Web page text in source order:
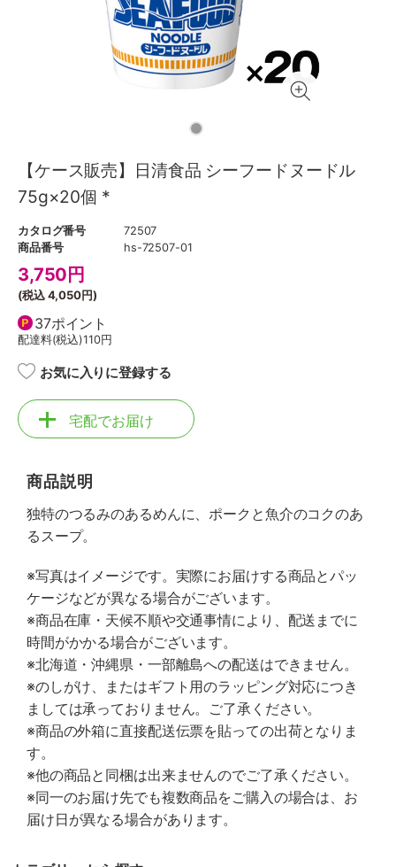
【ケース販売】日清食品 シーフードヌードル
75g×20個 *
カタログ番号
72507
商品番号
hs-72507-01
3,750 円
(税込4,050円)
37ポイント
配達料(税込)110円
お気に入りに登録する
宅配でお届け
商品説明
独特のつるみのあるめんに、ポークと魚介のコクのあ
るスープ。
※写真はイメージです。実際にお届けする商品とパッ
ケージなどが異なる場合がございます。
※商品在庫・天候不順や交通事情により、配送までに
時間がかかる場合がございます。
※北海道・沖縄県・一部離島への配送はできません。
※のしがけ、またはギフト用のラッピング対応につき
ましては承っておりません。ご了承ください。
※商品の外箱に直接配送伝票を貼っての出荷となりま
す。
※他の商品と同梱は出来ませんのでご了承ください。
※同一のお届け先でも複数商品をご購入の場合は、お
届け日が異なる場合があります。